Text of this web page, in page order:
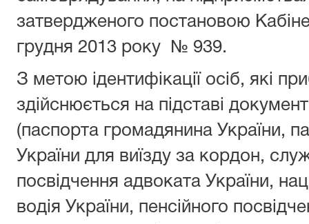
затвердженого постановою
грудня 2013 року № 939.
З метою ідентифікації осіб, які
здійснюється на підставі
(паспорта громадянина України,
України для виїзду за кордон,
посвідчення адвоката України,
водія України, пенсійного